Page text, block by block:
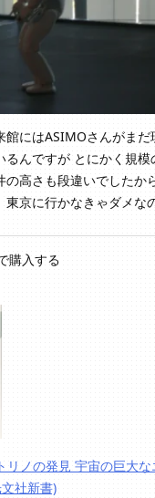
館にはASIMOさんがまだ
るんですが とにかく規
の高さも段違いでしたか
京に行かなきゃダメな
購入する
リノの発見 宇宙の巨大な
社新書)